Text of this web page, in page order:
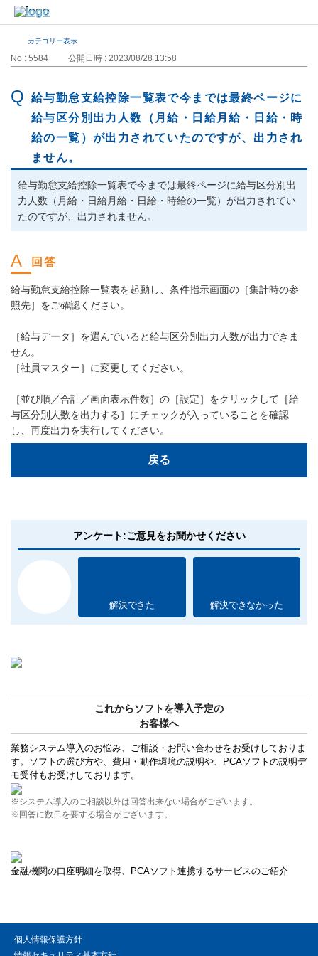
カテゴリー表示
No : 5584 公開日時 : 2023/08/28 13:58
給与勤怠支給控除一覧表で今までは最終ページに
給与区分別出力人数（月給・日給月給・日給・時
給の一覧）が出力されていたのですが、出力され
ません。
給与勤怠支給控除一覧表で今までは最終ページに給与区分別出
力人数（月給・日給月給・日給・時給の一覧）が出力されてい
たのですが、出力されません。
給与勤怠支給控除一覧表を起動し、条件指示画面の［集計時の参
照先］をご確認ください。
［給与データ］を選んでいると給与区分別出力人数が出力できま
せん。
［社員マスター］に変更してください。
［並び順／合計／画面表示件数］の［設定］をクリックして［給
与区分別人数を出力する］にチェックが入っていることを確認
し、再度出力を実行してください。
戻る
アンケート:ご意見をお聞かせください
解決できた 解決できなかった
これからソフトを導入予定の
お客様へ
業務システム導入のお悩み、ご相談・お問い合わせをお受けしておりま
す。ソフトの選び方や、費用・動作環境の説明や、PCAソフトの説明デ
モ受付もお受けしております。
※システム導入のご相談以外は回答出来ない場合がございます。
※回答に数日を要する場合がございます。
金融機関の口座明細を取得、PCAソフト連携するサービスのご紹介
個人情報保護方針